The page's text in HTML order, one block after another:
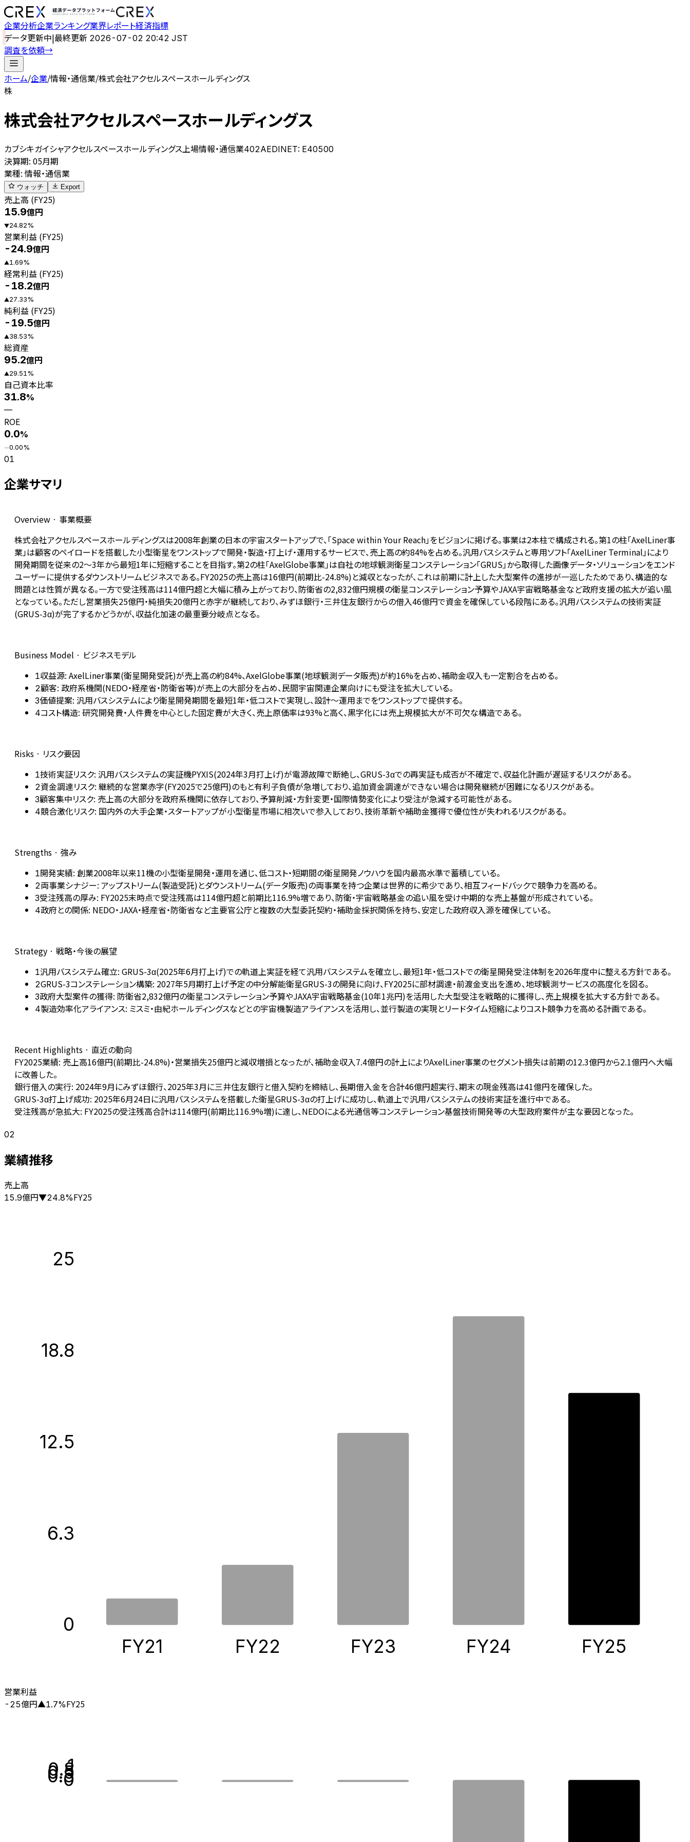
企業分析企業ランキング業界レポート経済指標
データ更新中|最終更新 2026-07-02 20:42 JST
調査を依頼→
ホーム/企業/情報・通信業/株式会社アクセルスペースホールディングス
株
株式会社アクセルスペースホールディングス
カブシキガイシャアクセルスペースホールディングス 上場情報・通信業402AEDINET: E40500
決算期: 05月期
業種: 情報・通信業
ウォッチ Export
売上高 (FY25)
15.9億円
▼24.82%
営業利益 (FY25)
-24.9億円
▲1.69%
経常利益 (FY25)
-18.2億円
▲27.33%
純利益 (FY25)
-19.5億円
▲38.53%
総資産
95.2億円
▲29.51 %
自己資本比率
31.8%
—
ROE
0.0%
―0.00%
01
企業サマリ
Overview · 事業概要
株式会社アクセルスペースホールディングスは2008年創業の日本の宇宙スタートアップで、「Space within Your Reach」をビジョンに掲げる。事業は2本柱で構成される。第1の柱「AxelLiner事
業」は顧客のペイロードを搭載した小型衛星をワンストップで開発・製造・打上げ・運用するサービスで、売上高の約84%を占める。汎用バスシステムと専用ソフト「AxelLiner Terminal」により
開発期間を従来の2〜3年から最短1年に短縮することを目指す。第2の柱「AxelGlobe事業」は自社の地球観測衛星コンステレーション「GRUS」から取得した画像データ・ソリューションをエンド
ユーザーに提供するダウンストリームビジネスである。FY2025の売上高は16億円(前期比-24.8%)と減収となったが、これは前期に計上した大型案件の進捗が一巡したためであり、構造的な
問題とは性質が異なる。一方で受注残高は114億円超と大幅に積み上がっており、防衛省の2,832億円規模の衛星コンステレーション予算やJAXA宇宙戦略基金など政府支援の拡大が追い風
となっている。ただし営業損失25億円・純損失20億円と赤字が継続しており、みずほ銀行・三井住友銀行からの借入46億円で資金を確保している段階にある。汎用バスシステムの技術実証
(GRUS-3α)が完了するかどうかが、収益化加速の最重要分岐点となる。
Business Model · ビジネスモデル
1収益源: AxelLiner事業(衛星開発受託)が売上高の約84%、AxelGlobe事業(地球観測データ販売)が約16%を占め、補助金収入も一定割合を占める。
2顧客: 政府系機関(NEDO・経産省・防衛省等)が売上の大部分を占め、民間宇宙関連企業向けにも受注を拡大している。
3価値提案: 汎用バスシステムにより衛星開発期間を最短1年・低コストで実現し、設計〜運用までをワンストップで提供する。
4コスト構造: 研究開発費・人件費を中心とした固定費が大きく、売上原価率は93%と高く、黒字化には売上規模拡大が不可欠な構造である。
Risks · リスク要因
1技術実証リスク: 汎用バスシステムの実証機PYXIS(2024年3月打上げ)が電源故障で断絶し、GRUS-3αでの再実証も成否が不確定で、収益化計画が遅延するリスクがある。
2資金調達リスク: 継続的な営業赤字(FY2025で25億円)のもと有利子負債が急増しており、追加資金調達ができない場合は開発継続が困難になるリスクがある。
3顧客集中リスク: 売上高の大部分を政府系機関に依存しており、予算削減・方針変更・国際情勢変化により受注が急減する可能性がある。
4競合激化リスク: 国内外の大手企業・スタートアップが小型衛星市場に相次いで参入しており、技術革新や補助金獲得で優位性が失われるリスクがある。
Strengths · 強み
1開発実績: 創業2008年以来11機の小型衛星開発・運用を通じ、低コスト・短期間の衛星開発ノウハウを国内最高水準で蓄積している。
2両事業シナジー: アップストリーム(製造受託)とダウンストリーム(データ販売)の両事業を持つ企業は世界的に希少であり、相互フィードバックで競争力を高める。
3受注残高の厚み: FY2025末時点で受注残高は114億円超と前期比116.9%増であり、防衛・宇宙戦略基金の追い風を受け中期的な売上基盤が形成されている。
4政府との関係: NEDO・JAXA・経産省・防衛省など主要官公庁と複数の大型委託契約・補助金採択関係を持ち、安定した政府収入源を確保している。
Strategy · 戦略・今後の展望
1汎用バスシステム確立: GRUS-3α(2025年6月打上げ)での軌道上実証を経て汎用バスシステムを確立し、最短1年・低コストでの衛星開発受注体制を2026年度中に整える方針である。
2GRUS-3コンステレーション構築: 2027年5月期打上げ予定の中分解能衛星GRUS-3の開発に向け、FY2025に部材調達・前渡金支出を進め、地球観測サービスの高度化を図る。
3政府大型案件の獲得: 防衛省2,832億円の衛星コンステレーション予算やJAXA宇宙戦略基金(10年1兆円)を活用した大型受注を戦略的に獲得し、売上規模を拡大する方針である。
4製造効率化アライアンス: ミスミ・由紀ホールディングスなどとの宇宙機製造アライアンスを活用し、並行製造の実現とリードタイム短縮によりコスト競争力を高める計画である。
Recent Highlights · 直近の動向
FY2025業績: 売上高16億円(前期比-24.8%)・営業損失25億円と減収増損となったが、補助金収入7.4億円の計上によりAxelLiner事業のセグメント損失は前期の12.3億円から2.1億円へ大幅
に改善した。
銀行借入の実行: 2024年9月にみずほ銀行、2025年3月に三井住友銀行と借入契約を締結し、長期借入金を合計46億円超実行、期末の現金残高は41億円を確保した。
GRUS-3α打上げ成功: 2025年6月24日に汎用バスシステムを搭載した衛星GRUS-3αの打上げに成功し、軌道上で汎用バスシステムの技術実証を進行中である。
受注残高が急拡大: FY2025の受注残高合計は114億円(前期比116.9%増)に達し、NEDOによる光通信等コンステレーション基盤技術開発等の大型政府案件が主な要因となった。
02
業績推移
売上高
15.9億円▼24.8%FY25
0
6.3
12.5
18.8
25
FY21 FY22 FY23 FY24 FY25
営業利益
-25億円▲1.7%FY25
0
0.3
0.5
0.8
1